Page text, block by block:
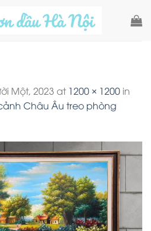
Một, 2023 at 1200 × 1200 in
Châu Âu treo phòng